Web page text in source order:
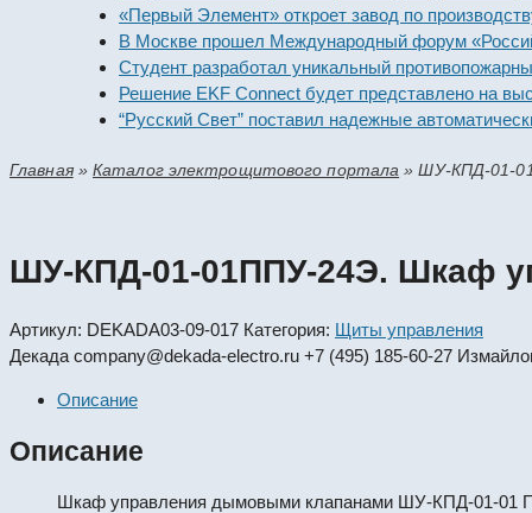
«Первый Элемент» откроет завод по производству
В Москве прошел Международный форум «Российская
Студент разработал уникальный противопожарный
Решение EKF Connect будет представлено на
“Русский Свет” поставил надежные автоматические
Главная»Каталог электрощитового портала »ШУ-КПД-01-
ШУ-КПД-01-01ППУ-24Э. Шкаф
Артикул: DEKADA03-09-017 Категория: Щиты управления
Декада company@dekada-electro.ru +7 (495) 185-60-27
Описание
Описание
Шкаф управления дымовыми клапанами ШУ-КПД-01-01